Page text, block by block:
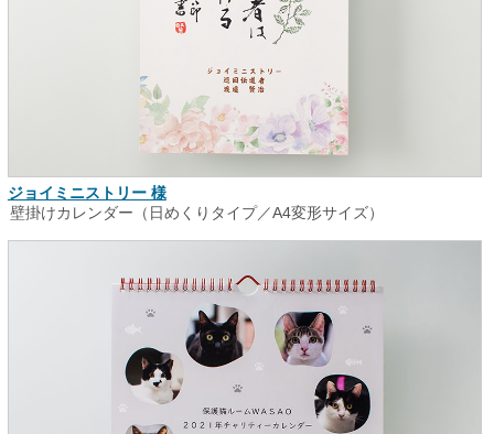
ジョイミニストリー 様
壁掛けカレンダー（日めくりタイプ／A4変形サイズ）